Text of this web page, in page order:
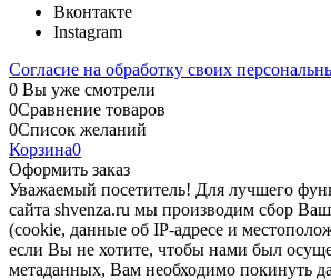
Вконтакте
Instagram
Согласие на обработку своих
0 Вы уже смотрели
0Сравнение товаров
0Список желаний
Корзина0
Оформить заказ
Уважаемый посетитель! Для лучшего
сайта shvenza.ru мы производим сбор
(cookie, данные об IP-адресе и
если Вы не хотите, чтобы нами был
метаданных, Вам необходимо покинуть